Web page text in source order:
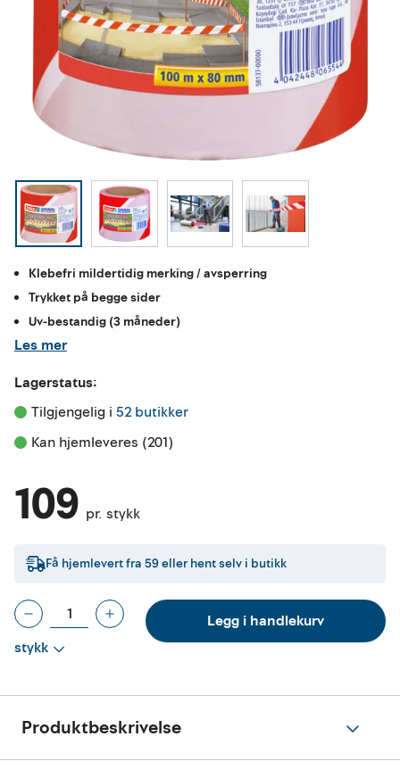
Klebefri mildertidig merking / avsperring
Trykket på begge sider
Uv-bestandig (3 måneder)
Les mer
Lagerstatus:
Tilgjengelig i 52 butikker
Kan hjemleveres (201)
109 pr. stykk
Få hjemlevert fra 59eller hent selv i butikk
stykk
Legg i handlekurv
Produktbeskrivelse